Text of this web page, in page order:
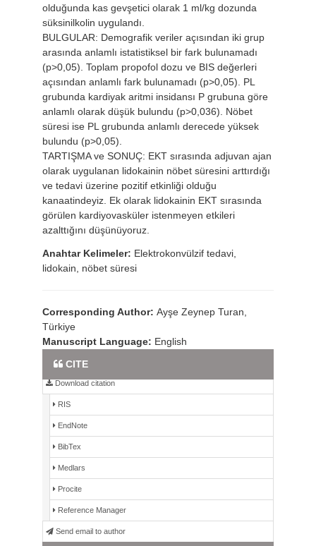
olduğunda kas gevşetici olarak 1 ml/kg dozunda
süksinilkolin uygulandı.
BULGULAR: Demografik veriler açısından iki grup
arasında anlamlı istatistiksel bir fark bulunamadı
(p>0,05). Toplam propofol dozu ve BIS değerleri
açısından anlamlı fark bulunamadı (p>0,05). PL
grubunda kardiyak aritmi insidansı P grubuna göre
anlamlı olarak düşük bulundu (p>0,036). Nöbet
süresi ise PL grubunda anlamlı derecede yüksek
bulundu (p>0,05).
TARTIŞMA ve SONUÇ: EKT sırasında adjuvan ajan
olarak uygulanan lidokainin nöbet süresini arttırdığı
ve tedavi üzerine pozitif etkinliği olduğu
kanaatindeyiz. Ek olarak lidokainin EKT sırasında
görülen kardiyovasküler istenmeyen etkileri
azalttığını düşünüyoruz.
Anahtar Kelimeler: Elektrokonvülzif tedavi,
lidokain, nöbet süresi
Corresponding Author: Ayşe Zeynep Turan,
Türkiye
Manuscript Language: English
CITE
Full Text PDF
Download citation
RIS
EndNote
BibTex
Medlars
Procite
Reference Manager
Send email to author